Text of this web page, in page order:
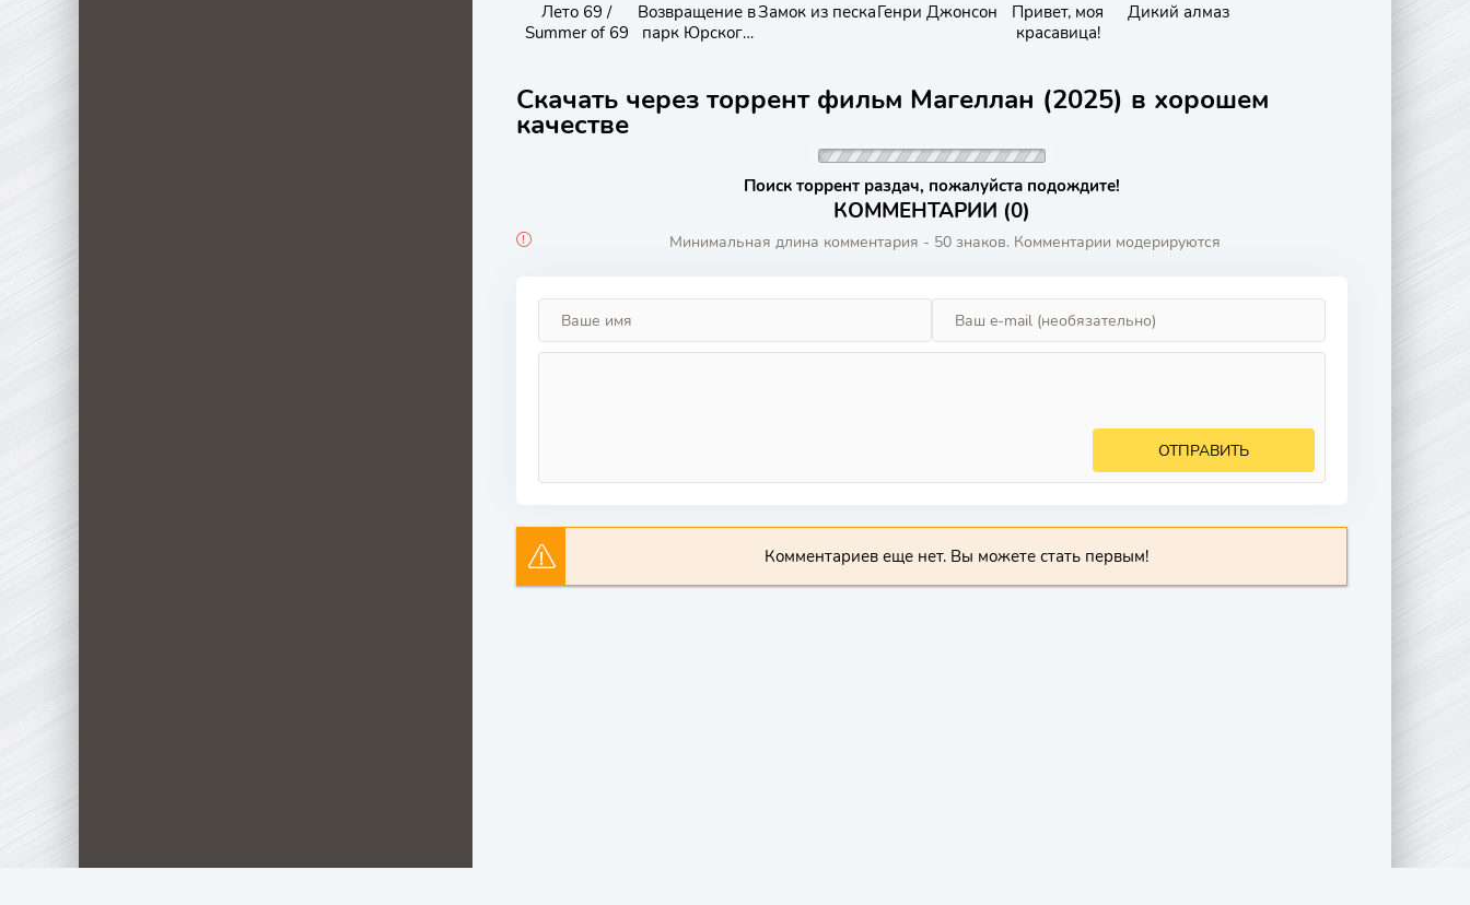
Лето 69 /
Summer of 69
Возвращение в
парк Юрского
Замок из пескаГенри Джонсон
Привет, моя
красавица!
Дикий алмаз
Скачать через торрент фильм Магеллан (2025) в хорошем
качестве
Поиск торрент раздач, пожалуйста подождите!
КОММЕНТАРИИ (0)
Минимальная длина комментария - 50 знаков. Комментарии модерируются
ОТПРАВИТЬ
Комментариев еще нет. Вы можете стать первым!